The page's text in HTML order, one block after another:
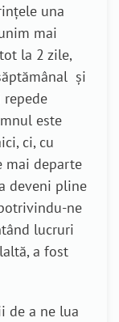
una
mai
la 2 zile,
și
este
ci, cu
mai departe
deveni pline
ne
lucruri
a fost
de a ne lua